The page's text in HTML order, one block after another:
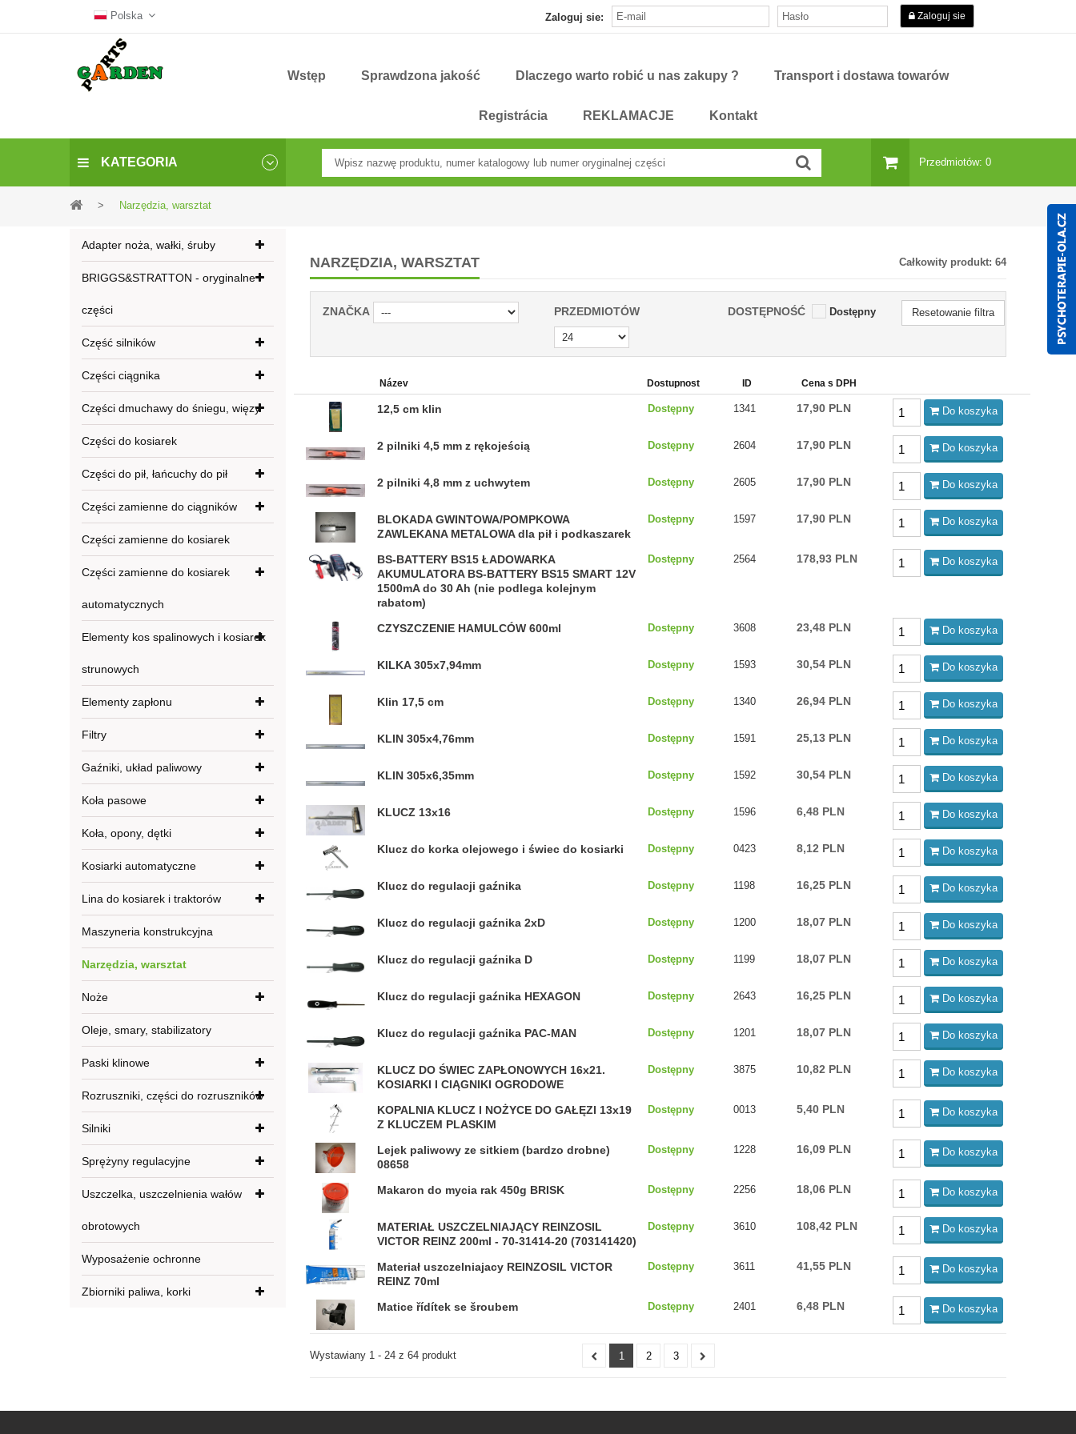
Polska Zaloguj sie: Zaloguj sie
Wstęp Sprawdzona jakość Dlaczego warto robić u nas zakupy ? Transport i dostawa towarów
Registrácia REKLAMACJE Kontakt
KATEGORIA Przedmiotów: 0
> Narzędzia, warsztat
Adapter noża, wałki, śruby
BRIGGS&STRATTON - oryginalne
części
Część silników
Części ciągnika
Części dmuchawy do śniegu, więzy
Części do kosiarek
Części do pił, łańcuchy do pił
Części zamienne do ciągników
Części zamienne do kosiarek
Części zamienne do kosiarek
automatycznych
Elementy kos spalinowych i kosiarek
strunowych
Elementy zapłonu
Filtry
Gaźniki, układ paliwowy
Koła pasowe
Koła, opony, dętki
Kosiarki automatyczne
Lina do kosiarek i traktorów
Maszyneria konstrukcyjna
Narzędzia, warsztat
Noże
Oleje, smary, stabilizatory
Paski klinowe
Rozruszniki, części do rozruszników
Silniki
Sprężyny regulacyjne
Uszczelka, uszczelnienia wałów
obrotowych
Wyposażenie ochronne
Zbiorniki paliwa, korki
NARZĘDZIA, WARSZTAT Całkowity produkt: 64
ZNAČKA PRZEDMIOTÓW DOSTĘPNOŚĆ Dostępny Resetowanie filtra
Název Dostupnost ID Cena s DPH
12,5 cm klin Dostępny 1341 17,90 PLN Do koszyka
2 pilniki 4,5 mm z rękojeścią Dostępny 2604 17,90 PLN Do koszyka
2 pilniki 4,8 mm z uchwytem Dostępny 2605 17,90 PLN Do koszyka
BLOKADA GWINTOWA/POMPKOWA
ZAWLEKANA METALOWA dla pił i podkaszarek
Dostępny 1597 17,90 PLN Do koszyka
BS-BATTERY BS15 ŁADOWARKA
AKUMULATORA BS-BATTERY BS15 SMART 12V
1500mA do 30 Ah (nie podlega kolejnym
rabatom)
Dostępny 2564 178,93 PLN Do koszyka
CZYSZCZENIE HAMULCÓW 600ml Dostępny 3608 23,48 PLN Do koszyka
KILKA 305x7,94mm Dostępny 1593 30,54 PLN Do koszyka
Klin 17,5 cm Dostępny 1340 26,94 PLN Do koszyka
KLIN 305x4,76mm Dostępny 1591 25,13 PLN Do koszyka
KLIN 305x6,35mm Dostępny 1592 30,54 PLN Do koszyka
KLUCZ 13x16 Dostępny 1596 6,48 PLN Do koszyka
Klucz do korka olejowego i świec do kosiarki Dostępny 0423 8,12 PLN Do koszyka
Klucz do regulacji gaźnika Dostępny 1198 16,25 PLN Do koszyka
Klucz do regulacji gaźnika 2xD Dostępny 1200 18,07 PLN Do koszyka
Klucz do regulacji gaźnika D Dostępny 1199 18,07 PLN Do koszyka
Klucz do regulacji gaźnika HEXAGON Dostępny 2643 16,25 PLN Do koszyka
Klucz do regulacji gaźnika PAC-MAN Dostępny 1201 18,07 PLN Do koszyka
KLUCZ DO ŚWIEC ZAPŁONOWYCH 16x21.
KOSIARKI I CIĄGNIKI OGRODOWE
Dostępny 3875 10,82 PLN Do koszyka
KOPALNIA KLUCZ I NOŻYCE DO GAŁĘZI 13x19
Z KLUCZEM PLASKIM
Dostępny 0013 5,40 PLN Do koszyka
Lejek paliwowy ze sitkiem (bardzo drobne)
08658
Dostępny 1228 16,09 PLN Do koszyka
Makaron do mycia rak 450g BRISK Dostępny 2256 18,06 PLN Do koszyka
MATERIAŁ USZCZELNIAJĄCY REINZOSIL
VICTOR REINZ 200ml - 70-31414-20 (703141420)
Dostępny 3610 108,42 PLN Do koszyka
Materiał uszczelniajacy REINZOSIL VICTOR
REINZ 70ml
Dostępny 3611 41,55 PLN Do koszyka
Matice řídítek se šroubem Dostępny 2401 6,48 PLN Do koszyka
1 2 3
Wystawiany 1 - 24 z 64 produkt